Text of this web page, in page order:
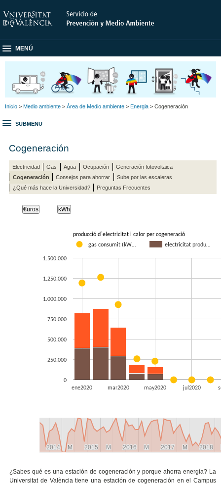
MENÚ
Inicio > Medio ambiente > Área de Medio ambiente > Energia > Cogeneración
SUBMENU
Cogeneración
Electricidad Gas Agua Ocupación
Generación fotovoltaica
Cogeneración
Consejos para ahorrar
Sube por las escaleras
¿Qué más hace la Universidad?
Preguntas Frecuentes
€uros kWh
producció d´electricitat i calor per cogeneració
gas consumit (kW…
electricitat produ…
ene2020 mar2020 may2020 jul2020
0
250.000
500.000
750.000
1.000.000
1.250.000
1.500.000
2014
2014 2015
2015 2016
2016 2017
2017 2018
2018
M
M M
M M
M M
M
¿Sabes qué es una estación de cogeneración y porque ahorra energía? La
Universitat de València tiene una estación de cogeneración en el Campus